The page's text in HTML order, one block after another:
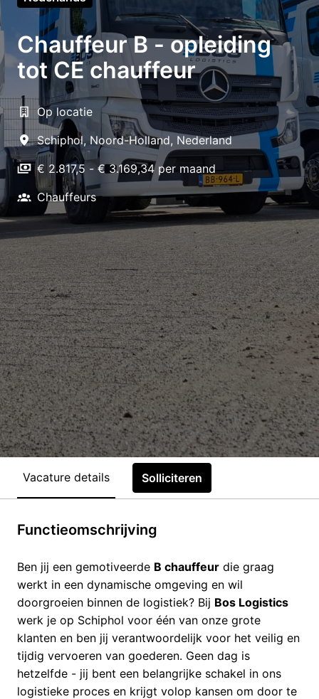
Chauffeur B - opleiding
tot CE chauffeur
Op locatie
Schiphol, Noord-Holland, Nederland
€ 2.817,5 - € 3.169,34 per maand
Chauffeurs
Vacature details Solliciteren
Functieomschrijving
Ben jij een gemotiveerde B chauffeur die graag
werkt in een dynamische omgeving en wil
doorgroeien binnen de logistiek? Bij Bos Logistics
werk je op Schiphol voor één van onze grote
klanten en ben jij verantwoordelijk voor het veilig en
tijdig vervoeren van goederen. Geen dag is
hetzelfde - jij bent een belangrijke schakel in ons
logistieke proces en krijgt volop kansen om door te